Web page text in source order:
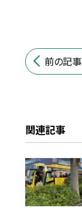
前の記事
関連記事